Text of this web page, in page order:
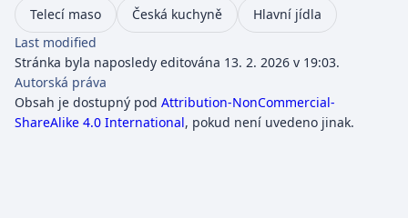
Telecí maso Česká kuchyně
Hlavní jídla
Last modified
Stránka byla naposledy editována 13. 2. 2026 v 19:03.
Autorská práva
Obsah je dostupný pod Attribution-NonCommercial-
ShareAlike 4.0 International, pokud není uvedeno jinak.